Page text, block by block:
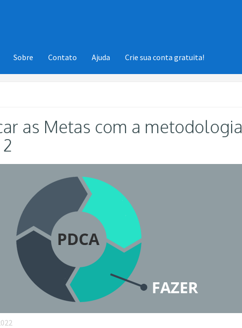
Sobre Contato Ajuda Crie sua conta gratuita!
as Metas com a metodologia